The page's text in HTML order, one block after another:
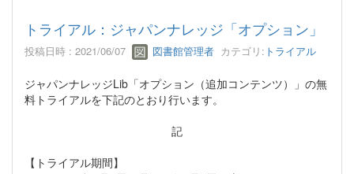
トライアル：ジャパンナレッジ「オプション」
投稿日時 : 2021/06/07 図書館管理者 カテゴリ: トライアル
ジャパンナレッジLib「オプション（追加コンテンツ）」の無
料トライアルを下記のとおり行います。
記
【トライアル期間】